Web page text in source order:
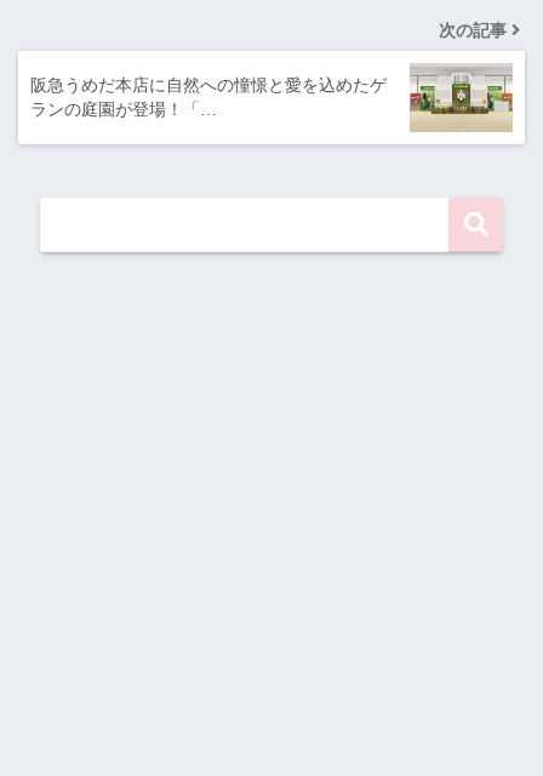
次の記事
阪急うめだ本店に自然への憧憬と愛を込めたゲ
ランの庭園が登場！「…